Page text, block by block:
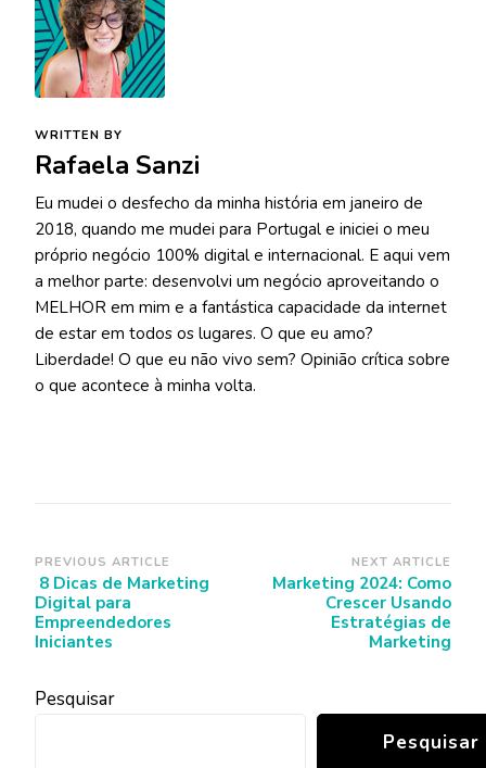
WRITTEN BY
Rafaela Sanzi
Eu mudei o desfecho da minha história em janeiro de
2018, quando me mudei para Portugal e iniciei o meu
próprio negócio 100% digital e internacional. E aqui vem
a melhor parte: desenvolvi um negócio aproveitando o
MELHOR em mim e a fantástica capacidade da internet
de estar em todos os lugares. O que eu amo?
Liberdade! O que eu não vivo sem? Opinião crítica sobre
o que acontece à minha volta.
Post
Navigation
PREVIOUS ARTICLE
8 Dicas de Marketing
Digital para
Empreendedores
Iniciantes
NEXT ARTICLE
Marketing 2024: Como
Crescer Usando
Estratégias de
Marketing
Pesquisar
Pesquisar